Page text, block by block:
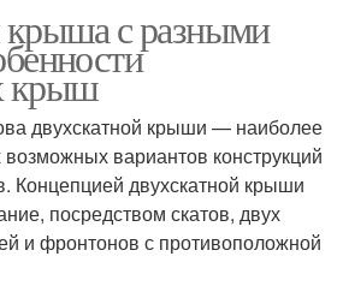
крыша с разными
крыш
двухскатной крыши — наиболее
вариантов конструкций
Концепцией двухскатной крыши
посредством скатов, двух
и фронтонов с противоположной